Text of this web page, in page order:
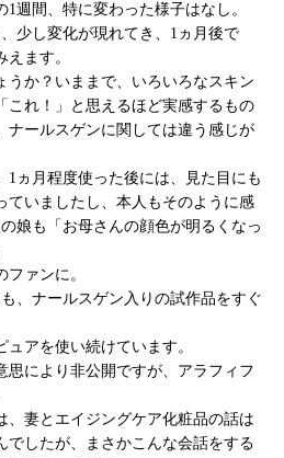
週間、特に変わった様子はなし。
少し変化が現れてき、1ヵ月後で
ます。
うか？いままで、いろいろなスキン
これ！」と思えるほど実感するもの
ナールスゲンに関しては違う感じが
1ヵ月程度使った後には、見た目にも
ていましたし、本人もそのように感
娘も「お母さんの顔色が明るくなっ
ァンに。
、ナールスゲン入りの試作品をすぐ
アを使い続けています。
思により非公開ですが、アラフィフ
、妻とエイジングケア化粧品の話は
でしたが、まさかこんな会話をする